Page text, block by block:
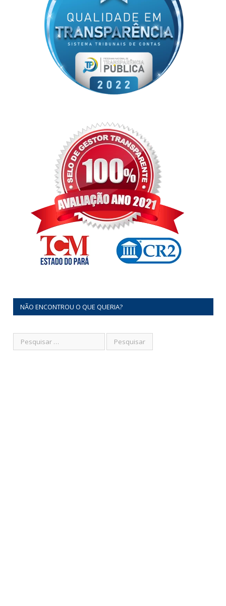
NÃO ENCONTROU O QUE QUERIA?